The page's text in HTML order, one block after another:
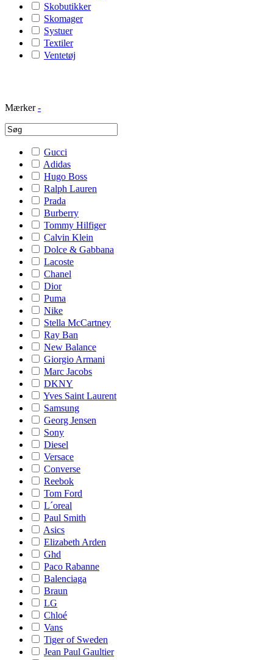
Skobutikker
Skomager
Systuer
Textiler
Ventetøj
Mærker -
Gucci
Adidas
Hugo Boss
Ralph Lauren
Prada
Burberry
Tommy Hilfiger
Calvin Klein
Dolce & Gabbana
Lacoste
Chanel
Dior
Puma
Nike
Stella McCartney
Ray Ban
New Balance
Giorgio Armani
Marc Jacobs
DKNY
Yves Saint Laurent
Samsung
Georg Jensen
Sony
Diesel
Versace
Converse
Reebok
Tom Ford
L´oreal
Paul Smith
Asics
Elizabeth Arden
Ghd
Paco Rabanne
Balenciaga
Braun
LG
Chloé
Vans
Tiger of Sweden
Jean Paul Gaultier